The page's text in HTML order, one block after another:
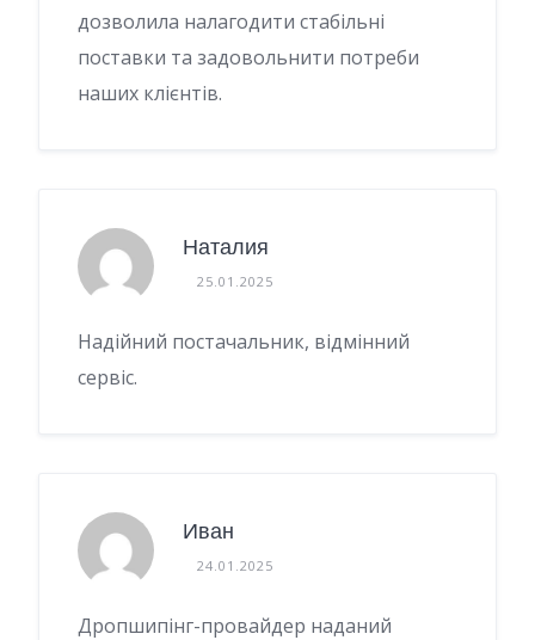
дозволила налагодити стабільні
поставки та задовольнити потреби
наших клієнтів.
Наталия
25.01.2025
Надійний постачальник, відмінний
сервіс.
Иван
24.01.2025
Дропшипінг-провайдер наданий